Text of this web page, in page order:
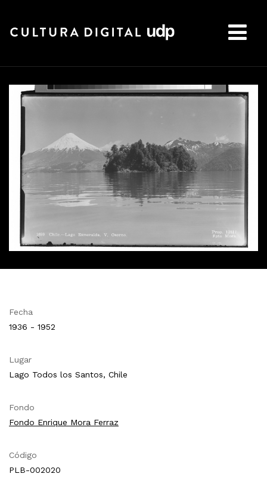
Fecha
1936 - 1952
Lugar
Lago Todos los Santos, Chile
Fondo
Fondo Enrique Mora Ferraz
Código
PLB-002020